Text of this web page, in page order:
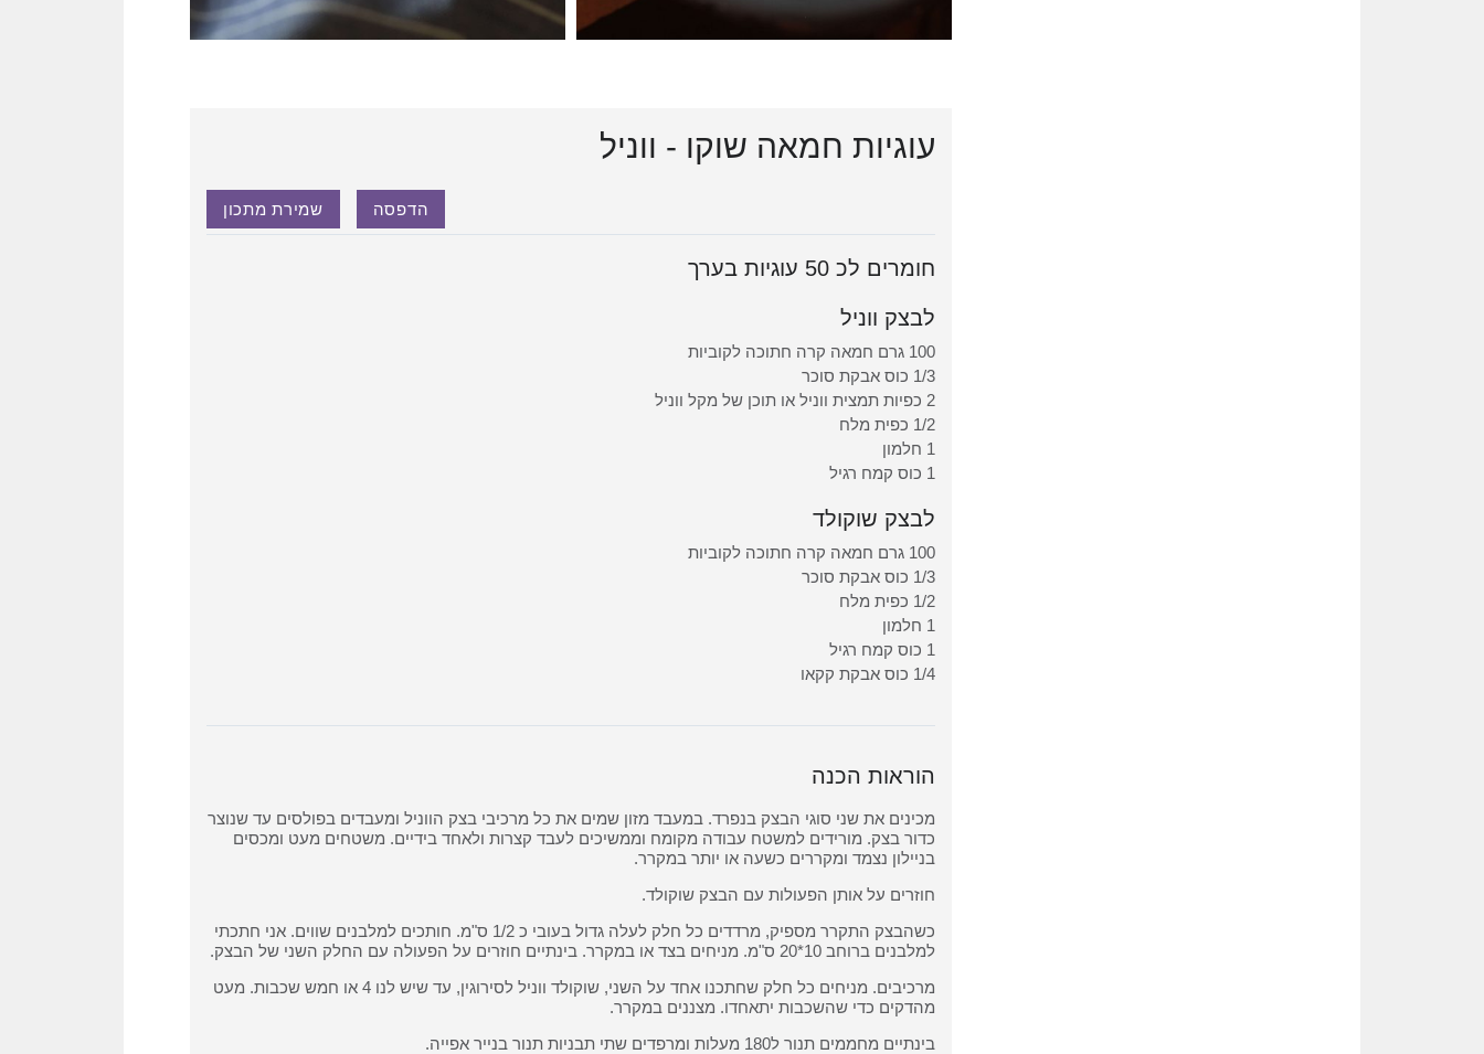
עוגיות חמאה שוקו - ווניל
שמירת מתכון הדפסה
חומרים לכ 50 עוגיות בערך
לבצק ווניל
100 גרם חמאה קרה חתוכה לקוביות
1/3 כוס אבקת סוכר
2 כפיות תמצית ווניל או תוכן של מקל ווניל
1/2 כפית מלח
1 חלמון
1 כוס קמח רגיל
לבצק שוקולד
100 גרם חמאה קרה חתוכה לקוביות
1/3 כוס אבקת סוכר
1/2 כפית מלח
1 חלמון
1 כוס קמח רגיל
1/4 כוס אבקת קקאו
הוראות הכנה
מכינים את שני סוגי הבצק בנפרד. במעבד מזון שמים את כל מרכיבי בצק הווניל ומעבדים בפולסים עד שנוצר
כדור בצק. מורידים למשטח עבודה מקומח וממשיכים לעבד קצרות ולאחד בידיים. משטחים מעט ומכסים
בניילון נצמד ומקררים כשעה או יותר במקרר.
חוזרים על אותן הפעולות עם הבצק שוקולד.
כשהבצק התקרר מספיק, מרדדים כל חלק לעלה גדול בעובי כ 1/2 ס"מ. חותכים למלבנים שווים. אני חתכתי
למלבנים ברוחב 10*20 ס"מ. מניחים בצד או במקרר. בינתיים חוזרים על הפעולה עם החלק השני של הבצק.
מרכיבים. מניחים כל חלק שחתכנו אחד על השני, שוקולד ווניל לסירוגין, עד שיש לנו 4 או חמש שכבות. מעט
מהדקים כדי שהשכבות יתאחדו. מצננים במקרר.
בינתיים מחממים תנור ל180 מעלות ומרפדים שתי תבניות תנור בנייר אפייה.